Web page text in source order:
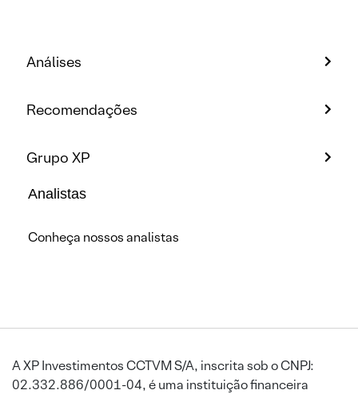
Análises
Recomendações
Grupo XP
Analistas
Conheça nossos analistas
A XP Investimentos CCTVM S/A, inscrita sob o CNPJ:
02.332.886/0001-04, é uma instituição financeira